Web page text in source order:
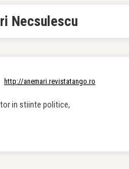
Necsulescu
http://anemari.revistatango.ro
in stiinte politice,